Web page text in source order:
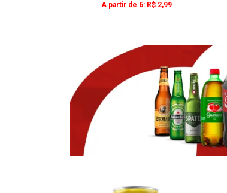
A partir de 6: R$ 2,99